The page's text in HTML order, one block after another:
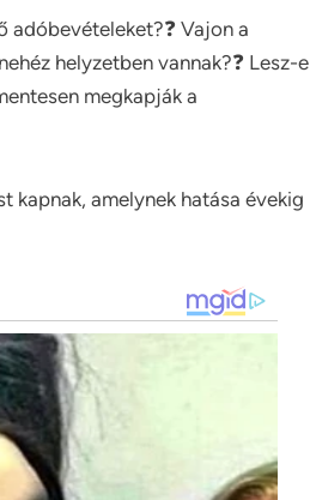
adóbevételeket?❓ Vajon a
helyzetben vannak?❓ Lesz-e
megkapják a
kapnak, amelynek hatása évekig